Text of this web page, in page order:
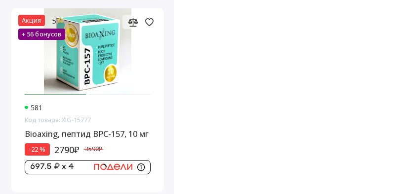
Акция
+ 56 бонусов
5
581
Код товара: XIG-15777
Bioaxing, пептид BPC-157, 10 мг
-22 % 2790₽ 3590₽
697.5 ₽ x 4